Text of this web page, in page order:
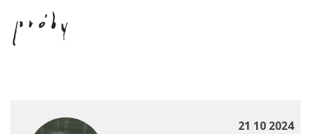
21 10 2024